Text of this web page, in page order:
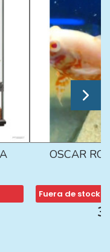
OSCAR
Fuera de stock